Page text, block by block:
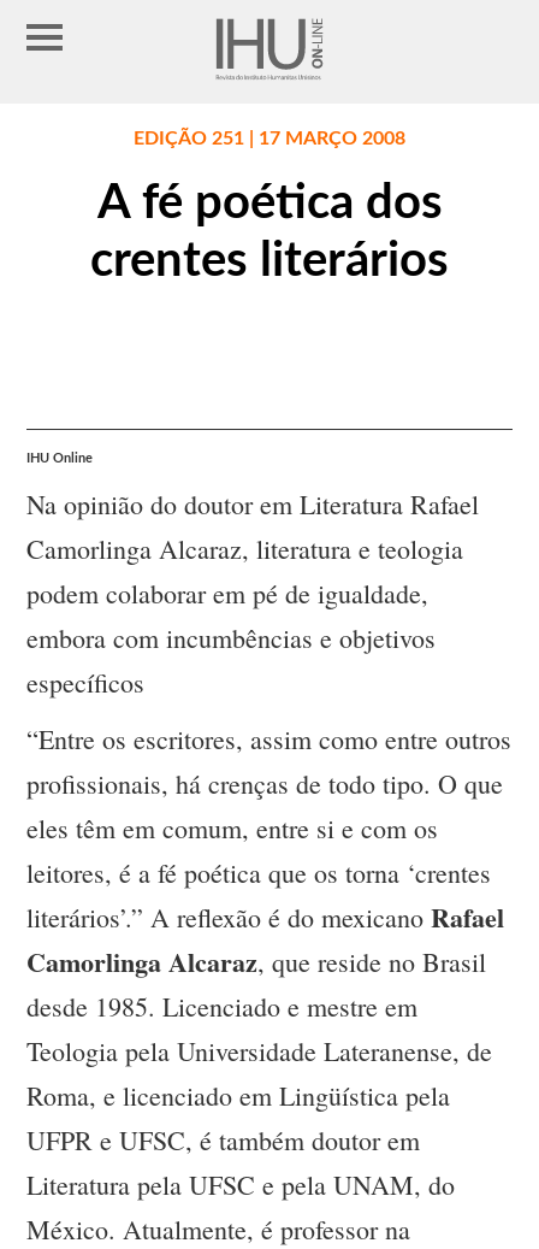
EDIÇÃO 251 | 17 MARÇO 2008
A fé poética dos
crentes literários
IHU Online
Na opinião do doutor em Literatura Rafael
Camorlinga Alcaraz, literatura e teologia
podem colaborar em pé de igualdade,
embora com incumbências e objetivos
específicos
“Entre os escritores, assim como entre outros
profissionais, há crenças de todo tipo. O que
eles têm em comum, entre si e com os
leitores, é a fé poética que os torna ‘crentes
literários’.” A reflexão é do mexicanoRafael
Camorlinga Alcaraz, que reside no Brasil
desde 1985. Licenciado e mestre em
Teologia pela Universidade Lateranense, de
Roma, e licenciado em Lingüística pela
UFPR e UFSC, é também doutor em
Literatura pela UFSC e pela UNAM, do
México. Atualmente, é professor na